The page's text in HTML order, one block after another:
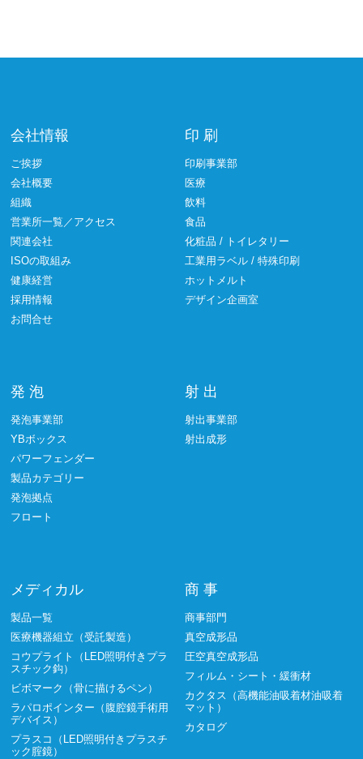
会社情報
ご挨拶
会社概要
組織
営業所一覧／アクセス
関連会社
ISOの取組み
健康経営
採用情報
お問合せ
印 刷
印刷事業部
医療
飲料
食品
化粧品 / トイレタリー
工業用ラベル / 特殊印刷
ホットメルト
デザイン企画室
発 泡
発泡事業部
YBボックス
パワーフェンダー
製品カテゴリー
発泡拠点
フロート
射 出
射出事業部
射出成形
メディカル
製品一覧
医療機器組立（受託製造）
コウプライト（LED照明付きプラ
スチック鈎）
ビボマーク（骨に描けるペン）
ラパロポインター（腹腔鏡手術用
デバイス）
プラスコ（LED照明付きプラスチ
ック腟鏡）
商 事
商事部門
真空成形品
圧空真空成形品
フィルム・シート・緩衝材
カクタス（高機能油吸着材油吸着
マット）
カタログ